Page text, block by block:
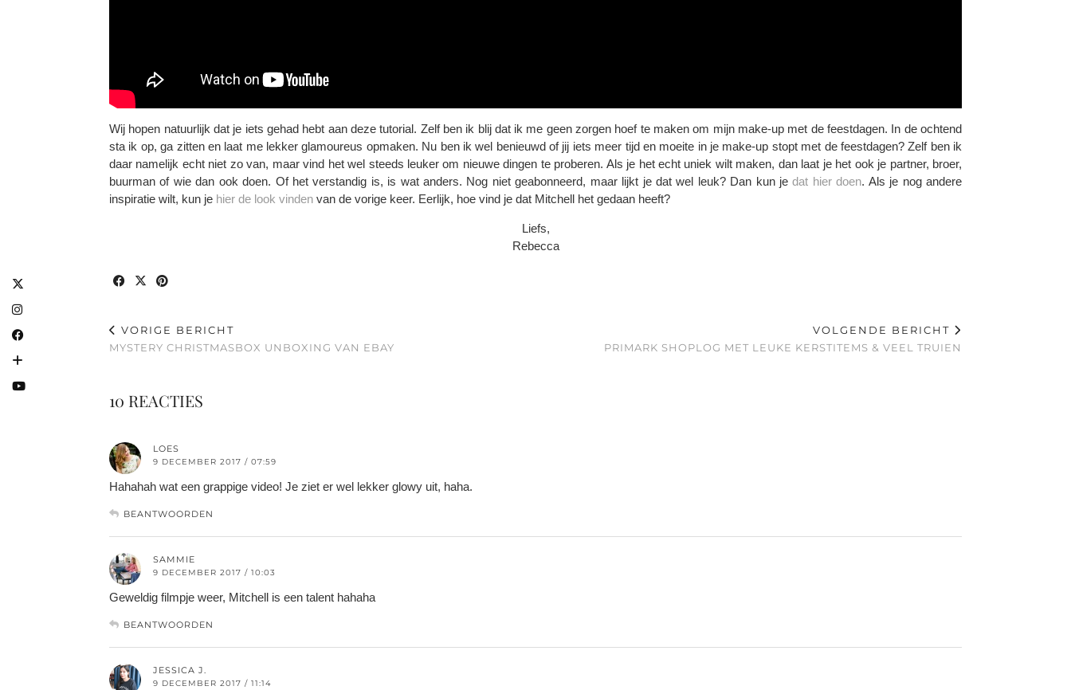
Wij hopen natuurlijk dat je iets gehad hebt aan deze tutorial. Zelf ben ik blij dat ik me geen zorgen hoef te maken om mijn make-up met de feestdagen. In de ochtend
sta ik op, ga zitten en laat me lekker glamoureus opmaken. Nu ben ik wel benieuwd of jij iets meer tijd en moeite in je make-up stopt met de feestdagen? Zelf ben ik
daar namelijk echt niet zo van, maar vind het wel steeds leuker om nieuwe dingen te proberen. Als je het echt uniek wilt maken, dan laat je het ook je partner, broer,
buurman of wie dan ook doen. Of het verstandig is, is wat anders. Nog niet geabonneerd, maar lijkt je dat wel leuk? Dan kun jedat hier doen. Als je nog andere
inspiratie wilt, kun je hier de look vinden van de vorige keer. Eerlijk, hoe vind je dat Mitchell het gedaan heeft?
Liefs,
Rebecca
VORIGE BERICHT
MYSTERY CHRISTMASBOX UNBOXING VAN EBAY
VOLGENDE BERICHT
PRIMARK SHOPLOG MET LEUKE KERSTITEMS & VEEL TRUIEN
10 REACTIES
LOES
9 DECEMBER 2017 / 07:59
Hahahah wat een grappige video! Je ziet er wel lekker glowy uit, haha.
BEANTWOORDEN
SAMMIE
9 DECEMBER 2017 / 10:03
Geweldig filmpje weer, Mitchell is een talent hahaha
BEANTWOORDEN
JESSICA J.
9 DECEMBER 2017 / 11:14